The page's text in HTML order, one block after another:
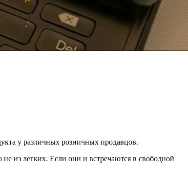
у различных розничных продавцов.
из легких. Если они и встречаются в свободной